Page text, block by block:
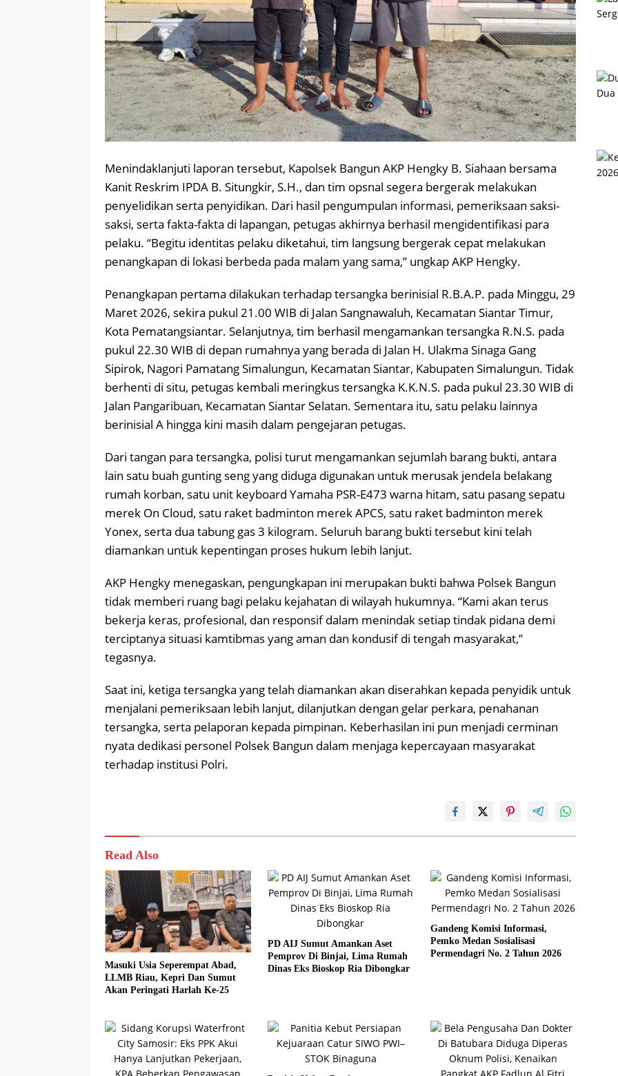
Menindaklanjuti laporan tersebut, Kapolsek Bangun AKP Hengky B. Siahaan bersama
Kanit Reskrim IPDA B. Situngkir, S.H., dan tim opsnal segera bergerak melakukan
penyelidikan serta penyidikan. Dari hasil pengumpulan informasi, pemeriksaan saksi-
saksi, serta fakta-fakta di lapangan, petugas akhirnya berhasil mengidentifikasi para
pelaku. “Begitu identitas pelaku diketahui, tim langsung bergerak cepat melakukan
penangkapan di lokasi berbeda pada malam yang sama,” ungkap AKP Hengky.
Penangkapan pertama dilakukan terhadap tersangka berinisial R.B.A.P. pada Minggu, 29
Maret 2026, sekira pukul 21.00 WIB di Jalan Sangnawaluh, Kecamatan Siantar Timur,
Kota Pematangsiantar. Selanjutnya, tim berhasil mengamankan tersangka R.N.S. pada
pukul 22.30 WIB di depan rumahnya yang berada di Jalan H. Ulakma Sinaga Gang
Sipirok, Nagori Pamatang Simalungun, Kecamatan Siantar, Kabupaten Simalungun. Tidak
berhenti di situ, petugas kembali meringkus tersangka K.K.N.S. pada pukul 23.30 WIB di
Jalan Pangaribuan, Kecamatan Siantar Selatan. Sementara itu, satu pelaku lainnya
berinisial A hingga kini masih dalam pengejaran petugas.
Dari tangan para tersangka, polisi turut mengamankan sejumlah barang bukti, antara
lain satu buah gunting seng yang diduga digunakan untuk merusak jendela belakang
rumah korban, satu unit keyboard Yamaha PSR-E473 warna hitam, satu pasang sepatu
merek On Cloud, satu raket badminton merek APCS, satu raket badminton merek
Yonex, serta dua tabung gas 3 kilogram. Seluruh barang bukti tersebut kini telah
diamankan untuk kepentingan proses hukum lebih lanjut.
AKP Hengky menegaskan, pengungkapan ini merupakan bukti bahwa Polsek Bangun
tidak memberi ruang bagi pelaku kejahatan di wilayah hukumnya. “Kami akan terus
bekerja keras, profesional, dan responsif dalam menindak setiap tindak pidana demi
terciptanya situasi kamtibmas yang aman dan kondusif di tengah masyarakat,”
tegasnya.
Saat ini, ketiga tersangka yang telah diamankan akan diserahkan kepada penyidik untuk
menjalani pemeriksaan lebih lanjut, dilanjutkan dengan gelar perkara, penahanan
tersangka, serta pelaporan kepada pimpinan. Keberhasilan ini pun menjadi cerminan
nyata dedikasi personel Polsek Bangun dalam menjaga kepercayaan masyarakat
terhadap institusi Polri.
Read Also
Masuki Usia Seperempat Abad,
LLMB Riau, Kepri Dan Sumut
Akan Peringati Harlah Ke-25
PD AIJ Sumut Amankan Aset
Pemprov Di Binjai, Lima Rumah
Dinas Eks Bioskop Ria Dibongkar
Gandeng Komisi Informasi,
Pemko Medan Sosialisasi
Permendagri No. 2 Tahun 2026